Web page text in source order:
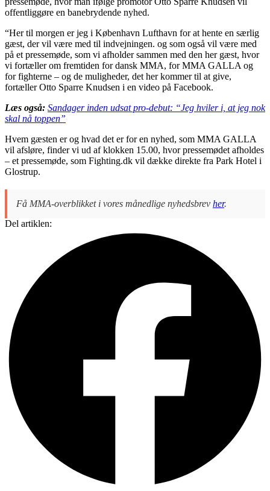
offentliggøre en banebrydende nyhed.
“Her til morgen er jeg i København Lufthavn for at hente en særlig
gæst, der vil være med til indvejningen. og som også vil være med
på et pressemøde, som vi afholder sammen med den her gæst, hvor
vi fortæller om fremtiden for dansk MMA, for MMA GALLA og
for fighterne – og de muligheder, det her kommer til at give,
fortæller Otto Sparre Knudsen i en video på Facebook.
Læs også: Sandager inden udsat pro-debut: “Jeg hviler i, at jeg nok
skal nå toppen”
Hvem gæsten er og hvad det er for en nyhed, som MMA GALLA
vil afsløre, finder vi ud af klokken 15.00, hvor pressemødet afholdes
– et pressemøde, som Fighting.dk vil dække direkte fra Park Hotel i
Glostrup.
Få MMA-overblikket i vores månedlige nyhedsbrev her.
Del artiklen: